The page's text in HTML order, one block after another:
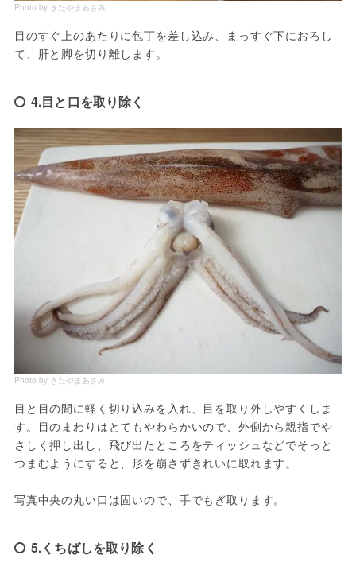
Photo by きたやまあさみ
目のすぐ上のあたりに包丁を差し込み、まっすぐ下におろし
て、肝と脚を切り離します。
4.目と口を取り除く
Photo by きたやまあさみ
目と目の間に軽く切り込みを入れ、目を取り外しやすくしま
す。目のまわりはとてもやわらかいので、外側から親指でや
さしく押し出し、飛び出たところをティッシュなどでそっと
つまむようにすると、形を崩さずきれいに取れます。
写真中央の丸い口は固いので、手でもぎ取ります。
5.くちばしを取り除く